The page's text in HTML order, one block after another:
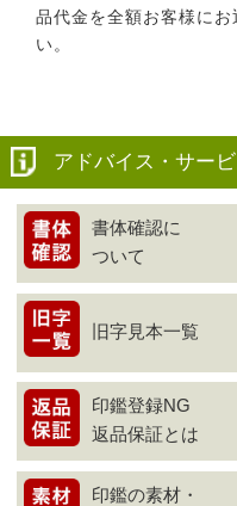
品代金を全額お客様に
い。
アドバイス・サービ
書体確認に
ついて
旧字見本一覧
印鑑登録NG
返品保証とは
印鑑の素材・